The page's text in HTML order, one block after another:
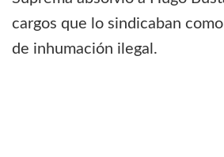
cargos que lo sindicaban
de inhumación ilegal.